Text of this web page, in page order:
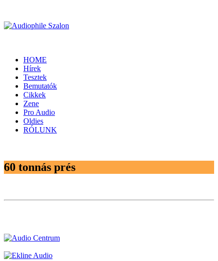
HOME
Hírek
Tesztek
Bemutatók
Cikkek
Zene
Pro Audio
Oldies
RÓLUNK
60 tonnás prés